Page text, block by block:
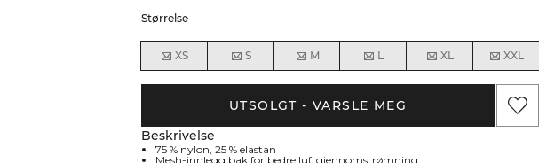
Størrelse
XS S M L XL XXL
UTSOLGT - VARSLE MEG
Beskrivelse
75 % nylon, 25 % elastan
Mesh-innlegg bak for bedre luftgjennomstrømning